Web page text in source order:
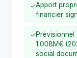
✓Apport
financier
✓
1.008M€
social